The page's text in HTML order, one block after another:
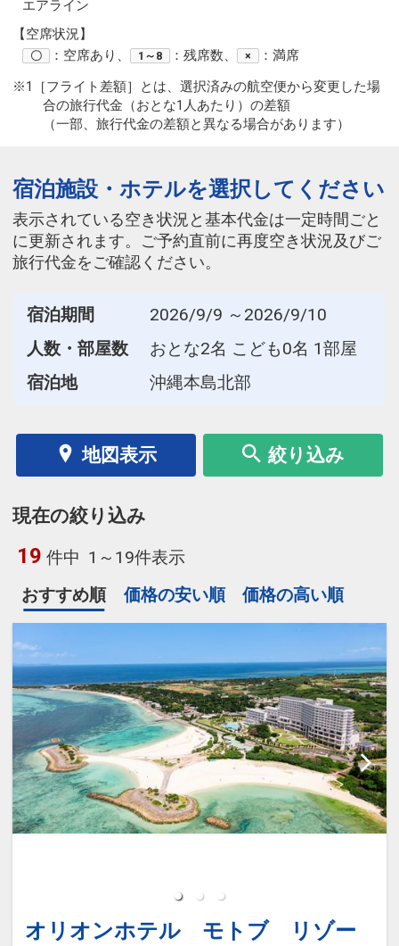
エアライン
【空席状況】
〇 ：空席あり、 1～8 ：残席数、 ×
：満席
※1［フライト差額］とは、選択済みの航空便から変更した場
合の旅行代金（おとな1人あたり）の差額
（一部、旅行代金の差額と異なる場合があります）
宿泊施設・ホテルを選択してください
表示されている空き状況と基本代金は一定時間ごと
に更新されます。ご予約直前に再度空き状況及びご
旅行代金をご確認ください。
宿泊期間
2026/9/9 ～2026/9/10
人数・部屋数
おとな2名 こども0名 1部屋
宿泊地
沖縄本島北部
地図表示 絞り込み
現在の絞り込み
19 件中 1～19件表示
おすすめ順
価格の安い順 価格の高い順
オリオンホテル モトブ リゾー